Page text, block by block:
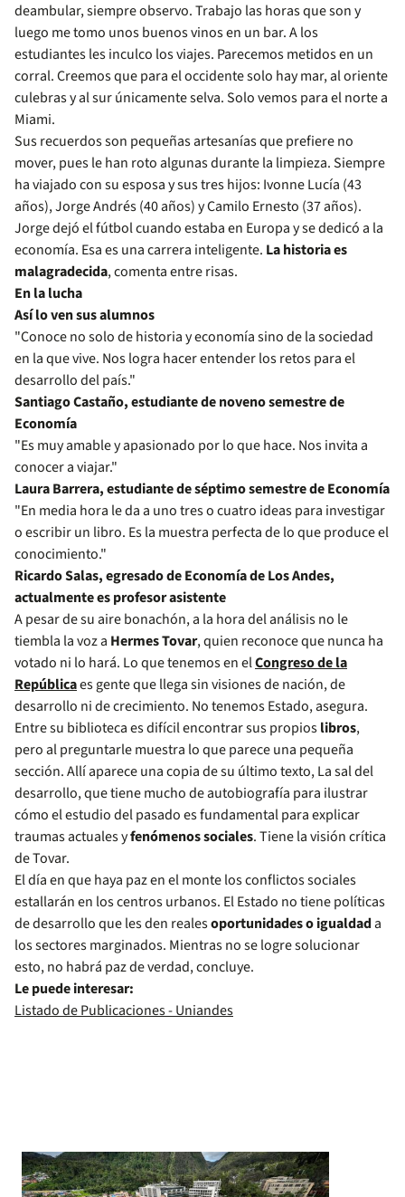
deambular, siempre observo. Trabajo las horas que son y
luego me tomo unos buenos vinos en un bar. A los
estudiantes les inculco los viajes. Parecemos metidos en un
corral. Creemos que para el occidente solo hay mar, al oriente
culebras y al sur únicamente selva. Solo vemos para el norte a
Miami.
Sus recuerdos son pequeñas artesanías que prefiere no
mover, pues le han roto algunas durante la limpieza. Siempre
ha viajado con su esposa y sus tres hijos: Ivonne Lucía (43
años), Jorge Andrés (40 años) y Camilo Ernesto (37 años).
Jorge dejó el fútbol cuando estaba en Europa y se dedicó a la
economía. Esa es una carrera inteligente. La historia es
malagradecida, comenta entre risas.
En la lucha
Así lo ven sus alumnos
"Conoce no solo de historia y economía sino de la sociedad
en la que vive. Nos logra hacer entender los retos para el
desarrollo del país."
Santiago Castaño, estudiante de noveno semestre de
Economía
"Es muy amable y apasionado por lo que hace. Nos invita a
conocer a viajar."
Laura Barrera, estudiante de séptimo semestre de Economía
"En media hora le da a uno tres o cuatro ideas para investigar
o escribir un libro. Es la muestra perfecta de lo que produce el
conocimiento."
Ricardo Salas, egresado de Economía de Los Andes,
actualmente es profesor asistente
A pesar de su aire bonachón, a la hora del análisis no le
tiembla la voz a Hermes Tovar, quien reconoce que nunca ha
votado ni lo hará. Lo que tenemos en elCongreso de la
Repúblicaes gente que llega sin visiones de nación, de
desarrollo ni de crecimiento. No tenemos Estado, asegura.
Entre su biblioteca es difícil encontrar sus propioslibros,
pero al preguntarle muestra lo que parece una pequeña
sección. Allí aparece una copia de su último texto, La sal del
desarrollo, que tiene mucho de autobiografía para ilustrar
cómo el estudio del pasado es fundamental para explicar
traumas actuales yfenómenos sociales. Tiene la visión crítica
de Tovar.
El día en que haya paz en el monte los conflictos sociales
estallarán en los centros urbanos. El Estado no tiene políticas
de desarrollo que les den realesoportunidades o igualdada
los sectores marginados. Mientras no se logre solucionar
esto, no habrá paz de verdad, concluye.
Le puede interesar:
Listado de Publicaciones - Uniandes